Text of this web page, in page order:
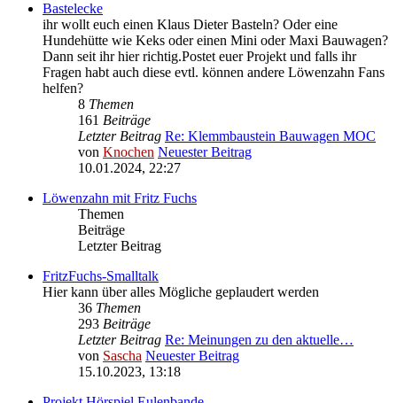
Bastelecke
ihr wollt euch einen Klaus Dieter Basteln? Oder eine
Hundehütte wie Keks oder einen Mini oder Maxi Bauwagen?
Dann seit ihr hier richtig.Postet euer Projekt und falls ihr
Fragen habt auch diese evtl. können andere Löwenzahn Fans
helfen?
8 Themen
161 Beiträge
Letzter Beitrag Re: Klemmbaustein Bauwagen MOC
von Knochen Neuester Beitrag
10.01.2024, 22:27
Löwenzahn mit Fritz Fuchs
Themen
Beiträge
Letzter Beitrag
FritzFuchs-Smalltalk
Hier kann über alles Mögliche geplaudert werden
36 Themen
293 Beiträge
Letzter Beitrag Re: Meinungen zu den aktuelle…
von Sascha Neuester Beitrag
15.10.2023, 13:18